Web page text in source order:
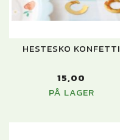
HESTESKO KONFETTI
15,00
PÅ LAGER